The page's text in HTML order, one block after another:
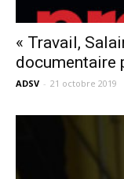
« Travail,
documentaire
ADSV - 21 octobre 2019